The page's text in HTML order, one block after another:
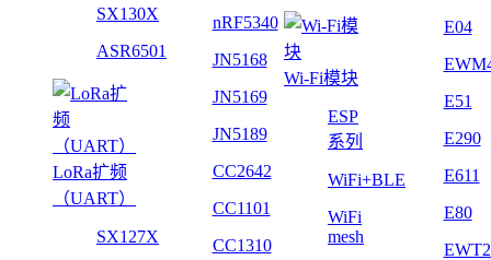
SX130X
ASR6501
LoRa扩频
（UART）
SX127X
nRF5340
JN5168
JN5169
JN5189
CC2642
CC1101
CC1310
Wi-Fi模块
ESP
系列
WiFi+BLE
WiFi
mesh
E04
E51
E290
E611
E80